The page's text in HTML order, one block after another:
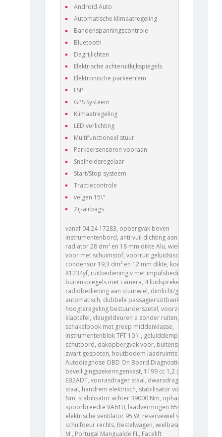
Android Auto
Automatische klimaatregeling
Bandenspanningscontrole
Bluetooth
Dagrijlichten
Elektrische achteruitkijkspiegels
Elektronische parkeerrem
ESP
GPS Systeem
Klimaatregeling
LED verlichting
Multifunctioneel stuur
Parkeersensoren vooraan
Snelheidsregelaar
Start/Stop systeem
Tractiecontrole
velgen 15\"
Zij-airbags
vanaf 04.24 17283, opbergvak boven
instrumentenbord, anti-vuil dichting aan deur voor,
radiator 28 dm² en 18 mm dikte Alu, wielkuipschalen
voor met schuimstof, voorruit geluidsisolerend,
condensor 19,3 dm² en 12 mm dikte, koelmiddel
R1234yf, ruitbediening v met impulsbediening,
buitenspiegels met camera, 4 luidsprekers,
radiobediening aan stuurwiel, dimlicht/grootlicht
automatisch, dubbele passagierszitbank,
hoogteregeling bestuurderszetel, voorzetels met
klaptafel, vleugeldeuren a zonder ruiten,
schakelpook met greep middenklasse,
instrumentenblok TFT 10 \", geluiddemping
schutbord, dakopbergvak voor, buitenspiegels
zwart gespoten, houtbodem laadruimte antislip,
Autodiagnose OBD On Board Diagnostic ,
beveiligingszekeringenkast, 1199 cc 1,2 L 81 KW HNP
EB2ADT, voorasdrager staal, dwarsdrager voor
staal, handrem elektrisch, stabilisator voor 37500
Nm, stabilisator achter 39000 Nm, ophanging type 5,
spoorbreedte VA610, laadvermogen 650 kg,
elektrische ventilator 95 W, reservewiel staal,
schuifdeur rechts, Bestelwagen, wielbasis 2785 mm
M , Portugal Mangualde FL, Facelift